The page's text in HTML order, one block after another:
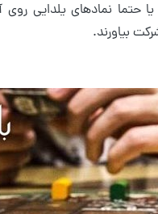
حتما نمادهای یلدایی
بیاورند.